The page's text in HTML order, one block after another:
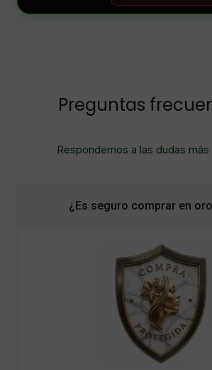
Preguntas
Respondemos a las dudas más
¿Es seguro comprar en